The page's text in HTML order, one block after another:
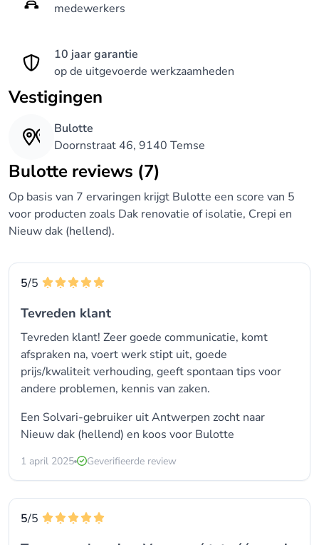
medewerkers
10 jaar garantie
op de uitgevoerde werkzaamheden
Vestigingen
Bulotte
Doornstraat 46, 9140 Temse
Bulotte reviews (7)
Op basis van 7 ervaringen krijgt Bulotte een score van 5
voor producten zoals Dak renovatie of isolatie, Crepi en
Nieuw dak (hellend).
5/5
Tevreden klant
Tevreden klant! Zeer goede communicatie, komt
afspraken na, voert werk stipt uit, goede
prijs/kwaliteit verhouding, geeft spontaan tips voor
andere problemen, kennis van zaken.
Een Solvari-gebruiker uit Antwerpen zocht naar
Nieuw dak (hellend) en koos voor Bulotte
1 april 2025 Geverifieerde review
5/5